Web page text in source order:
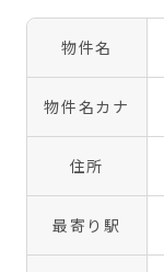
物件名
物件名カナ
住所
最寄り駅